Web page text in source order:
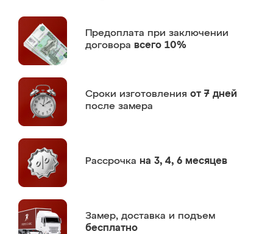
Предоплата при заключении
договора всего 10%
Сроки изготовления от 7 дней
после замера
Рассрочка на 3, 4, 6 месяцев
Замер, доставка и подъем
бесплатно